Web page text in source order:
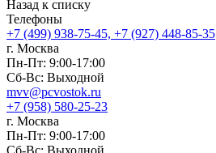
Назад к списку
Телефоны
+7 (499) 938-75-45, +7 (927) 448-85-35
г. Москва
Пн-Пт: 9:00-17:00
Сб-Вс: Выходной
mvv@pcvostok.ru
+7 (958) 580-25-23
г. Москва
Пн-Пт: 9:00-17:00
Сб-Вс: Выходной